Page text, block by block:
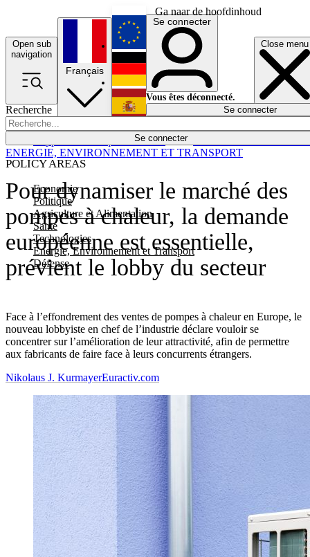
Ga naar de hoofdinhoud
Open sub
navigation
Close menu
Recherche
Se connecter
POLICY AREAS
Economie
Politique
Agriculture et Alimentation
Santé
Technologies
Energie, Environnement et Transport
Défense
Économie
Français
English
Deutsch
Español
Se connecter
Vous êtes déconnecté.
Se connecter
Pour dynamiser le marché des
pompes à chaleur, la demande
européenne est essentielle,
prévient le lobby du secteur
Face à l’effondrement des ventes de pompes à chaleur en Europe, le
nouveau lobbyiste en chef de l’industrie déclare vouloir se
concentrer sur l’amélioration de leur attractivité, afin de permettre
aux fabricants de faire face à leurs concurrents étrangers.
ENERGIE, ENVIRONNEMENT ET TRANSPORT
Nikolaus J. KurmayerEuractiv.com